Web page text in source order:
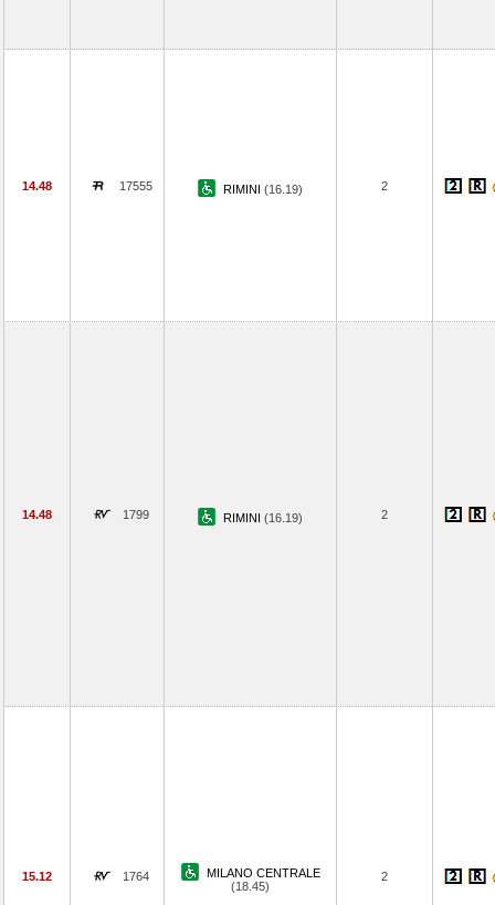
14.48 17555 RIMINI (16.19) 2
14.48 1799 RIMINI (16.19) 2
15.12 1764
MILANO CENTRALE
(18.45)
2